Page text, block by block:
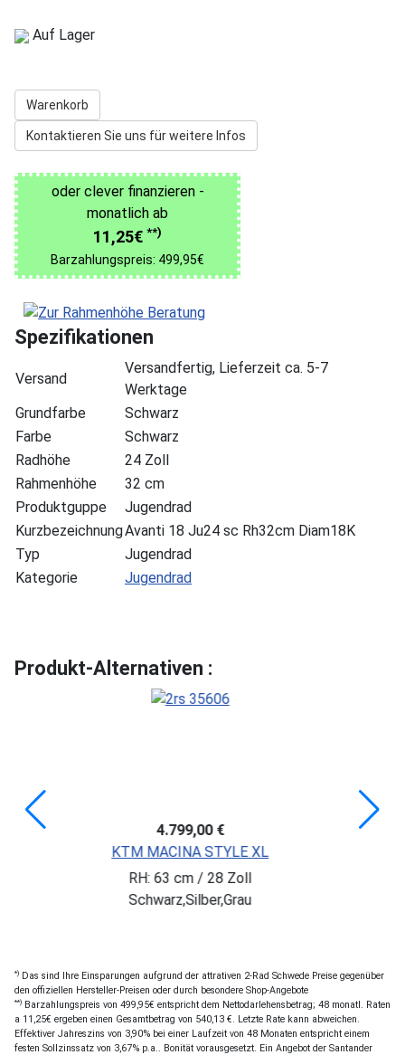
Auf Lager
Warenkorb
Kontaktieren Sie uns für weitere Infos
oder clever finanzieren -
monatlich ab
11,25€ **)
Barzahlungspreis: 499,95€
Spezifikationen
Versand
Versandfertig, Lieferzeit ca. 5-7
Werktage
Grundfarbe
Schwarz
Farbe
Schwarz
Radhöhe
24 Zoll
Rahmenhöhe
32 cm
Produktguppe
Jugendrad
KurzbezeichnungAvanti 18 Ju24 sc Rh32cm Diam18K
Typ
Jugendrad
Kategorie
Jugendrad
Produkt-Alternativen :
4.799,00 €
KTM MACINA STYLE XL
RH: 63 cm / 28 Zoll
Schwarz,Silber,Grau
*) Das sind Ihre Einsparungen aufgrund der attrativen 2-Rad Schwede Preise gegenüber
den offiziellen Hersteller-Preisen oder durch besondere Shop-Angebote
**) Barzahlungspreis von 499,95€ entspricht dem Nettodarlehensbetrag; 48 monatl. Raten
a 11,25€ ergeben einen Gesamtbetrag von 540,13 €. Letzte Rate kann abweichen.
Effektiver Jahreszins von 3,90% bei einer Laufzeit von 48 Monaten entspricht einem
festen Sollzinssatz von 3,67% p.a.. Bonität vorausgesetzt. Ein Angebot der Santander